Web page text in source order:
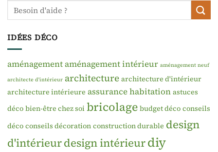
IDÉES DÉCO
aménagementaménagement intérieur aménagement neuf
architecte d'intérieur architecture architecture d'intérieur
architecture intérieure assurance habitation astuces
déco bien-être chez soi bricolage budget déco conseils
déco conseils décoration construction durable design
d'intérieurdesign intérieurdiy